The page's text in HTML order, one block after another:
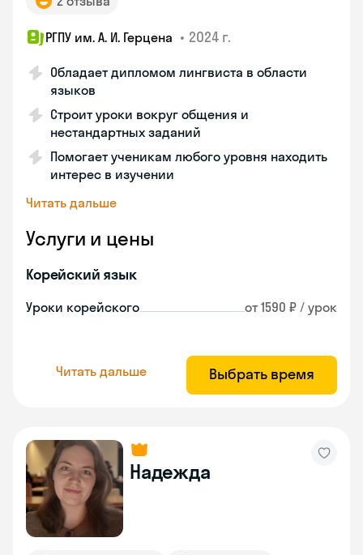
РГПУ им. А. И. Герцена • 2024 г.
Обладает дипломом лингвиста в области
языков
Строит уроки вокруг общения и
нестандартных заданий
Помогает ученикам любого уровня находить
интерес в изучении
Читать дальше
Услуги и цены
Корейский язык
Уроки корейского от 1590 ₽ / урок
Читать дальше Выбрать время
Надежда